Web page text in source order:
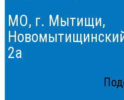
МО, г. Мытищи,
2а